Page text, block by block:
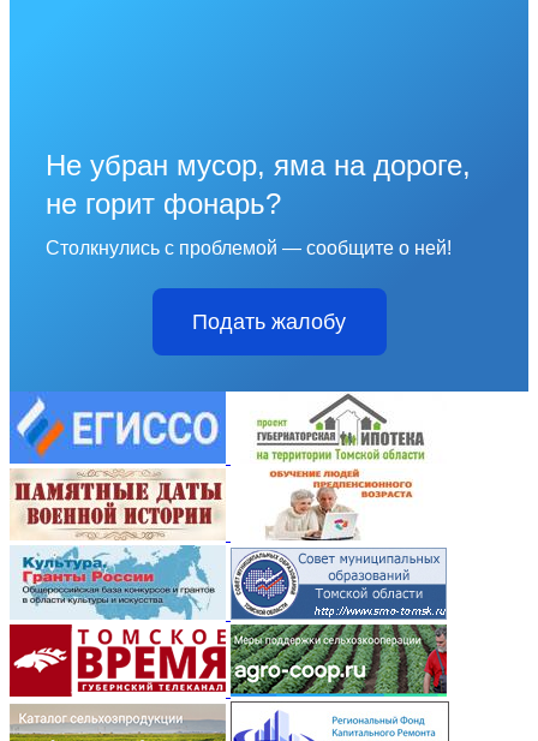
Не убран мусор, яма на дороге,
не горит фонарь?
Столкнулись с проблемой — сообщите о ней!
Подать жалобу